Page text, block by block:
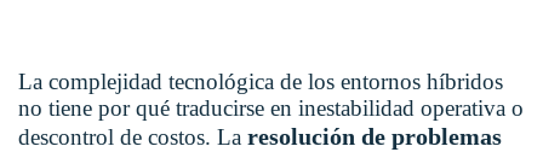
La complejidad tecnológica de los entornos híbridos
no tiene por qué traducirse en inestabilidad operativa o
descontrol de costos. La resolución de problemas